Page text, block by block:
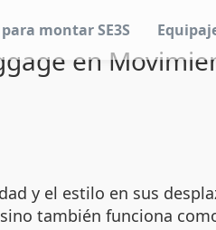
montar SE3S
en
y el estilo en sus
también funciona